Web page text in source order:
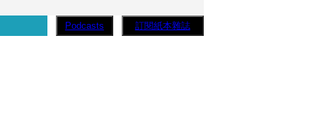
Podcasts 訂閱紙本雜誌